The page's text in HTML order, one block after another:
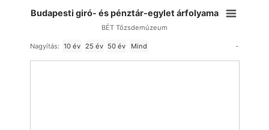
Budapesti giró- és pénztár-egylet árfolyama
BÉT Tőzsdemúzeum
Nagyítás: 10 év 25 év 50 év Mind -